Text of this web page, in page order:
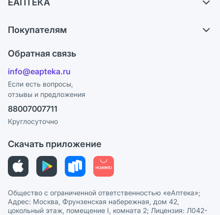
Самовывоз из аптек
Ответы на вопросы
Блог
Карьера
Поставщики
Лицензия
Реклама на сайте
Ваши товары на ЕАПТЕКЕ
Покупателям
Программа СберСпасибо
Политика конфиденциальности
Пользовательское соглашение
Политика рекомендаций
Этика и соответствие
Политика в отношении обработки персональных данных
Обратная связь
info@eapteka.ru
Если есть вопросы,
отзывы и предложения
88007007711
Круглосуточно
Скачать приложение
Общество с ограниченной ответственностью «еАптека»;
Адрес: Москва, Фрунзенская набережная, дом 42,
цокольный этаж, помещение I, комната 2; Лицензия: Л042-